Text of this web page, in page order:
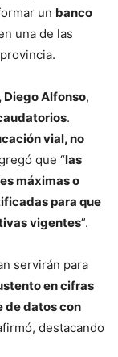
un banco
una de las
Alfonso,
.
vial, no
que “las
máximas o
para que
vigentes”.
servirán para
en cifras
de datos con
destacando